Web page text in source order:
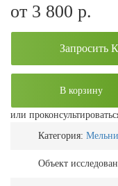
от 3 800 р.
Запросить
В корзину
или
Категория:
Объект